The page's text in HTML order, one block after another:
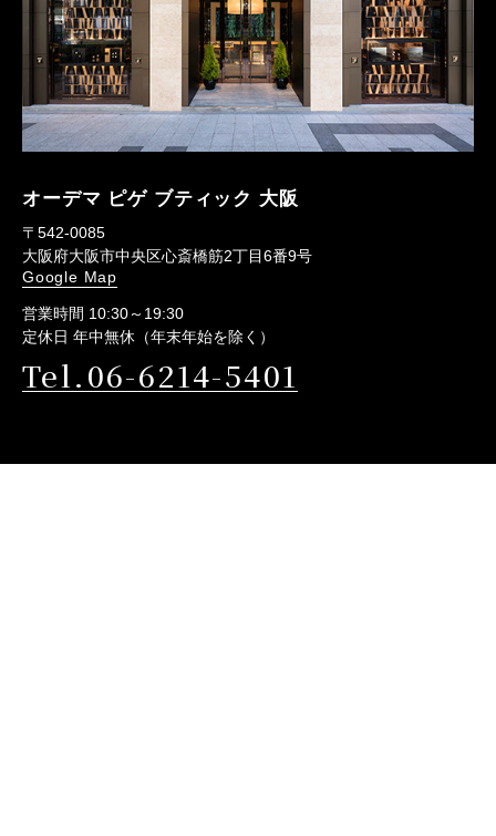
オーデマ ピゲ ブティック 大阪
〒542-0085
大阪府大阪市中央区心斎橋筋2丁目6番9号
Google Map
営業時間 10:30～19:30
定休日 年中無休（年末年始を除く）
Tel.06-6214-5401